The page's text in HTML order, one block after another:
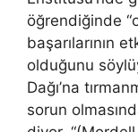
öğrendiğinde
başarılarının
olduğunu
Dağı’na
sorun